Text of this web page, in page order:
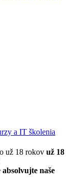
už 18
absolvujte naše